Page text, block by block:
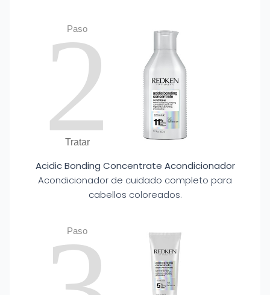
Paso
2
Tratar
Acidic Bonding Concentrate Acondicionador
Acondicionador de cuidado completo para
cabellos coloreados.
Paso